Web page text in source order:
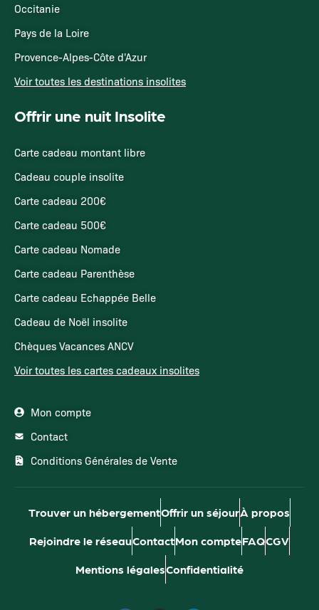
Occitanie
Pays de la Loire
Provence-Alpes-Côte d'Azur
Voir toutes les destinations insolites
Offrir une nuit Insolite
Carte cadeau montant libre
Cadeau couple insolite
Carte cadeau 200€
Carte cadeau 500€
Carte cadeau Nomade
Carte cadeau Parenthèse
Carte cadeau Echappée Belle
Cadeau de Noël insolite
Chèques Vacances ANCV
Voir toutes les cartes cadeaux insolites
Mon compte
Contact
Conditions Générales de Vente
Trouver un hébergementOffrir un séjourÀ propos
Rejoindre le réseauContactMon compteFAQCGV
Mentions légalesConfidentialité